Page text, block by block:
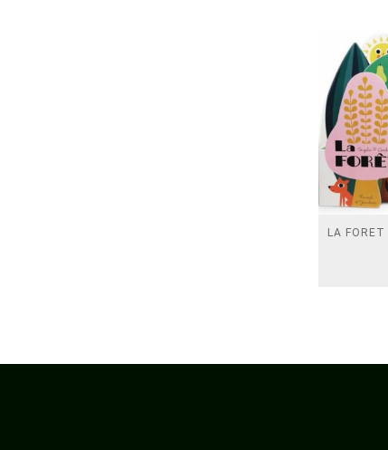
LA FORET